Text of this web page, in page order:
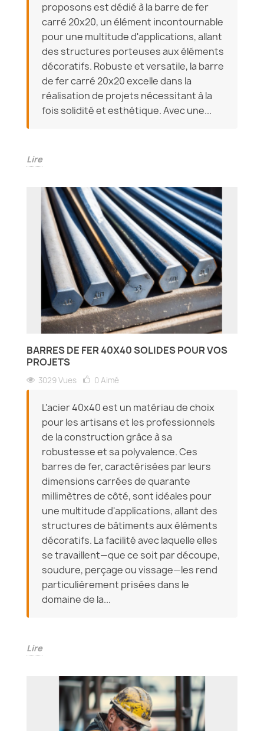
proposons est dédié à la barre de fer
carré 20x20, un élément incontournable
pour une multitude d'applications, allant
des structures porteuses aux éléments
décoratifs. Robuste et versatile, la barre
de fer carré 20x20 excelle dans la
réalisation de projets nécessitant à la
fois solidité et esthétique. Avec une...
Lire
BARRES DE FER 40X40 SOLIDES POUR VOS
PROJETS
3029 Vues 0 Aimé
L'acier 40x40 est un matériau de choix
pour les artisans et les professionnels
de la construction grâce à sa
robustesse et sa polyvalence. Ces
barres de fer, caractérisées par leurs
dimensions carrées de quarante
millimètres de côté, sont idéales pour
une multitude d'applications, allant des
structures de bâtiments aux éléments
décoratifs. La facilité avec laquelle elles
se travaillent—que ce soit par découpe,
soudure, perçage ou vissage—les rend
particulièrement prisées dans le
domaine de la...
Lire